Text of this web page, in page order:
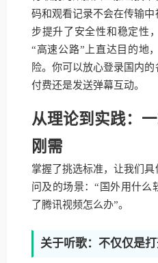
码和观看记录不会在传输
步提升了安全性和稳定性
“高速公路”上直达目的地
险。你可以放心登录国内
付费还是发送弹幕互动。
从理论到实践：
刚需
掌握了挑选标准，让我们
问及的场景：“国外用什么
了腾讯视频怎么办”。
关于听歌：不仅仅是